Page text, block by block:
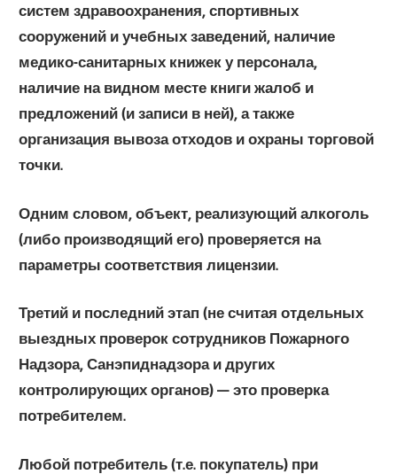
систем здравоохранения, спортивных
сооружений и учебных заведений, наличие
медико-санитарных книжек у персонала,
наличие на видном месте книги жалоб и
предложений (и записи в ней), а также
организация вывоза отходов и охраны торговой
точки.
Одним словом, объект, реализующий алкоголь
(либо производящий его) проверяется на
параметрысоответствия лицензии.
Третий и последний этап (не считая отдельных
выездных проверок сотрудников Пожарного
Надзора, Санэпиднадзора и других
контролирующих органов) — это проверка
потребителем.
Любой потребитель (т.е. покупатель) при